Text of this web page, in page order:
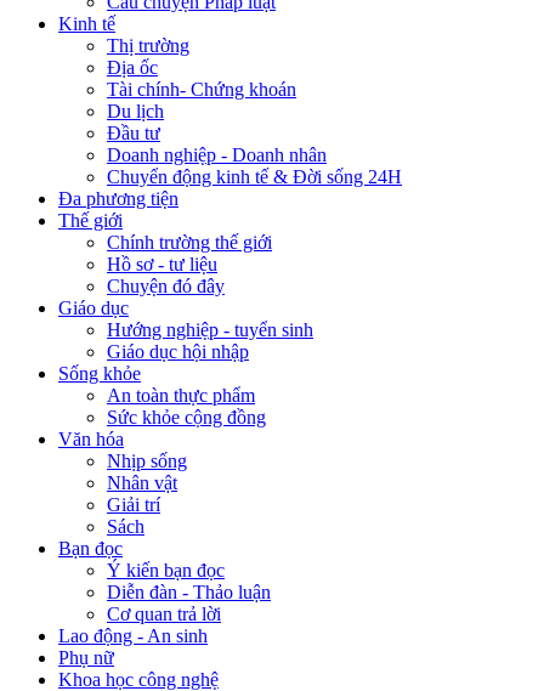
Kinh tế
Thị trường
Địa ốc
Tài chính- Chứng khoán
Du lịch
Đầu tư
Doanh nghiệp - Doanh nhân
Chuyển động kinh tế & Đời sống 24H
Đa phương tiện
Thế giới
Chính trường thế giới
Hồ sơ - tư liệu
Chuyện đó đây
Giáo dục
Hướng nghiệp - tuyển sinh
Giáo dục hội nhập
Sống khỏe
An toàn thực phẩm
Sức khỏe cộng đồng
Văn hóa
Nhịp sống
Nhân vật
Giải trí
Sách
Bạn đọc
Ý kiến bạn đọc
Diễn đàn - Thảo luận
Cơ quan trả lời
Lao động - An sinh
Phụ nữ
Khoa học công nghệ